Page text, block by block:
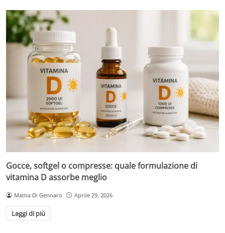
Gocce, softgel o compresse: quale formulazione di
vitamina D assorbe meglio
Mattia Di Gennaro Aprile 29, 2026
Leggi di più